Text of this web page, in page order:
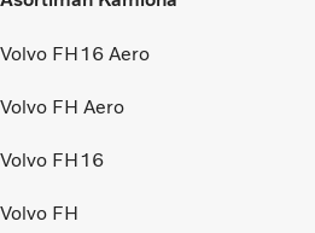
Volvo FH16 Aero
Volvo FH Aero
Volvo FH16
Volvo FH